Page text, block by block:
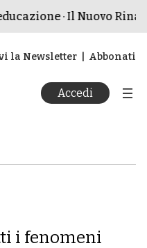
· Il Nuovo
la Newsletter Abbonati
Accedi
i fenomeni